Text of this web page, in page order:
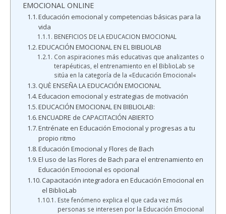
EMOCIONAL ONLINE
Educación emocional y competencias básicas para la
vida
BENEFICIOS DE LA EDUCACION EMOCIONAL
EDUCACIÓN EMOCIONAL EN EL BIBLIOLAB
Con aspiraciones más educativas que analizantes o
terapéuticas, el entrenamiento en el BiblioLab se
sitúa en la categoría de la «Educación Emocional«
QUÈ ENSEÑA LA EDUCACIÓN EMOCIONAL
Educacion emocional y estrategias de motivación
EDUCACIÓN EMOCIONAL EN BIBLIOLAB:
ENCUADRE de CAPACITACIÓN ABIERTO
Entrénate en Educación Emocional y progresas a tu
propio ritmo
Educación Emocional y Flores de Bach
El uso de las Flores de Bach para el entrenamiento en
Educación Emocional es opcional
Capacitación integradora en Educación Emocional en
el BiblioLab
Este fenómeno explica el que cada vez más
personas se interesen por la Educación Emocional